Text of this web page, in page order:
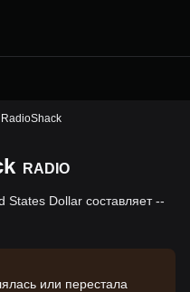
RadioShack
RADIO
Dollar составляет --
или перестала